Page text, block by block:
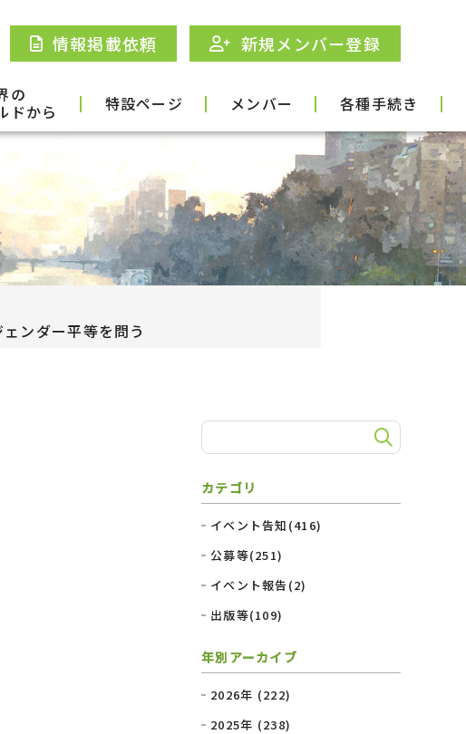
情報掲載依頼 新規メンバー登録
の
ドから 特設ページ メンバー 各種手続き
ンダー平等を問う
カテゴリ
イベント告知(416)
公募等(251)
イベント報告(2)
出版等(109)
年別アーカイブ
2026年 (222)
2025年 (238)